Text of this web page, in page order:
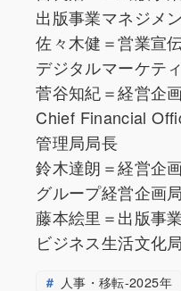
出版事業マネジメ
佐々木健＝営業宣
デジタルマーケテ
菅谷知紀＝経営企
Chief Financial
管理局局長
鈴木達朗＝経営企
グループ経営企画
藤本絵里＝出版事
ビジネス生活文化
人事・移転-2025年